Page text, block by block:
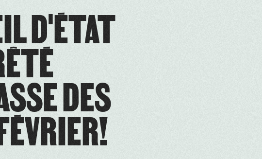
D'ÉTAT
DES